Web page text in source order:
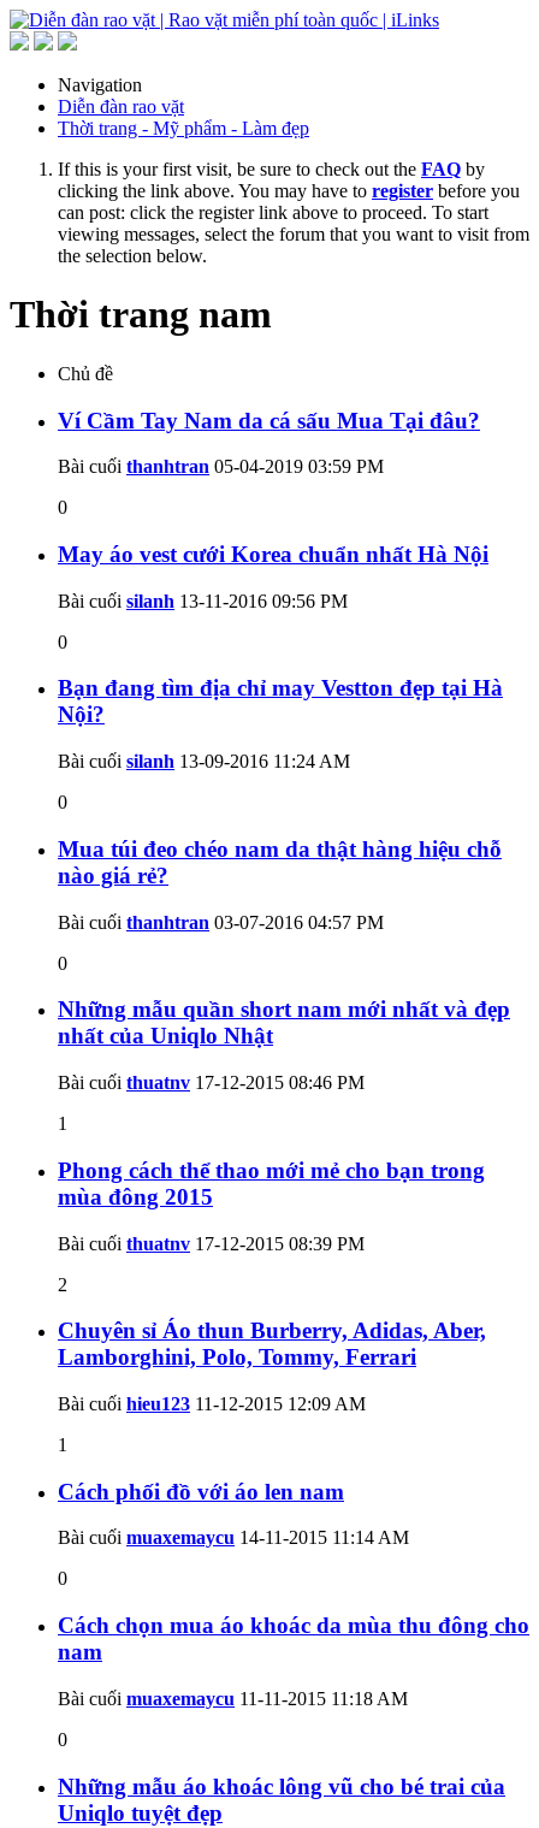
Navigation
Diễn đàn rao vặt
Thời trang - Mỹ phẩm - Làm đẹp
If this is your first visit, be sure to check out the FAQ by
clicking the link above. You may have to register before you
can post: click the register link above to proceed. To start
viewing messages, select the forum that you want to visit from
the selection below.
Thời trang nam
Chủ đề
Ví Cầm Tay Nam da cá sấu Mua Tại đâu?
Bài cuối thanhtran 05-04-2019 03:59 PM
0
May áo vest cưới Korea chuẩn nhất Hà Nội
Bài cuối silanh 13-11-2016 09:56 PM
0
Bạn đang tìm địa chỉ may Vestton đẹp tại Hà
Nội?
Bài cuối silanh 13-09-2016 11:24 AM
0
Mua túi đeo chéo nam da thật hàng hiệu chỗ
nào giá rẻ?
Bài cuối thanhtran 03-07-2016 04:57 PM
0
Những mẫu quần short nam mới nhất và đẹp
nhất của Uniqlo Nhật
Bài cuối thuatnv 17-12-2015 08:46 PM
1
Phong cách thể thao mới mẻ cho bạn trong
mùa đông 2015
Bài cuối thuatnv 17-12-2015 08:39 PM
2
Chuyên sỉ Áo thun Burberry, Adidas, Aber,
Lamborghini, Polo, Tommy, Ferrari
Bài cuối hieu123 11-12-2015 12:09 AM
1
Cách phối đồ với áo len nam
Bài cuối muaxemaycu 14-11-2015 11:14 AM
0
Cách chọn mua áo khoác da mùa thu đông cho
nam
Bài cuối muaxemaycu 11-11-2015 11:18 AM
0
Những mẫu áo khoác lông vũ cho bé trai của
Uniqlo tuyệt đẹp